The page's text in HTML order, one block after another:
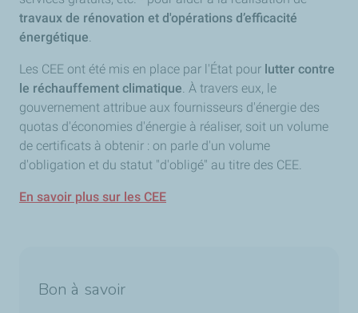
travaux de rénovation et d'opérations d’efficacité
énergétique
Les CEE ont été mis en place par l'État pour lutter contre
le réchauffement climatique . À travers eux, le
gouvernement attribue aux fournisseurs d'énergie des
quotas d'économies d'énergie à réaliser, soit un volume
de certificats à obtenir : on parle d'un volume
d'obligation et du statut "d'obligé" au titre des CEE.
En savoir plus sur les CEE
Bon à savoir